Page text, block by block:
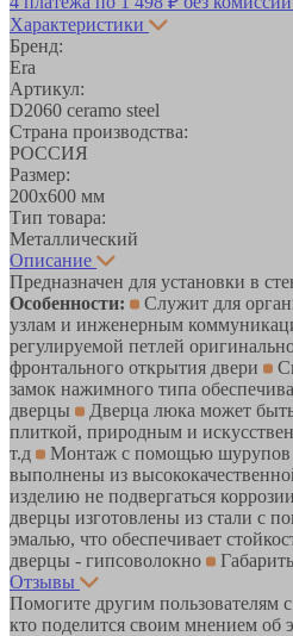
Характеристики
Бренд:
Era
Артикул:
D2060 ceramo steel
Страна производства:
РОССИЯ
Размер:
200х600 мм
Тип товара:
Металлический
Описание
Предназначен для установки в
Особенности:
Служит для
узлам и инженерным
регулируемой петлей
фронтального открытия двери
замок нажимного типа
дверцы
Дверца люка может
плиткой, природным и
т.д
Монтаж с помощью шурупов
выполнены из
изделию не подвергаться коррозии
дверцы изготовлены из стали с
эмалью, что обеспечивает
дверцы - гипсоволокно
Отзывы
Помогите другим пользователям
кто поделится своим мнением об